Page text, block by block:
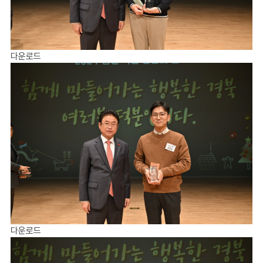
다운로드
다운로드